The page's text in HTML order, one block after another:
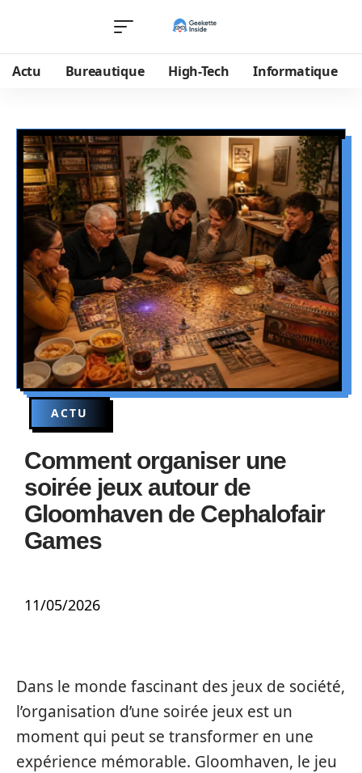
Actu Bureautique High-Tech Informatique
ACTU
Comment organiser une
soirée jeux autour de
Gloomhaven de Cephalofair
Games
11/05/2026
Dans le monde fascinant des jeux de société,
l’organisation d’une soirée jeux est un
moment qui peut se transformer en une
expérience mémorable. Gloomhaven, le jeu